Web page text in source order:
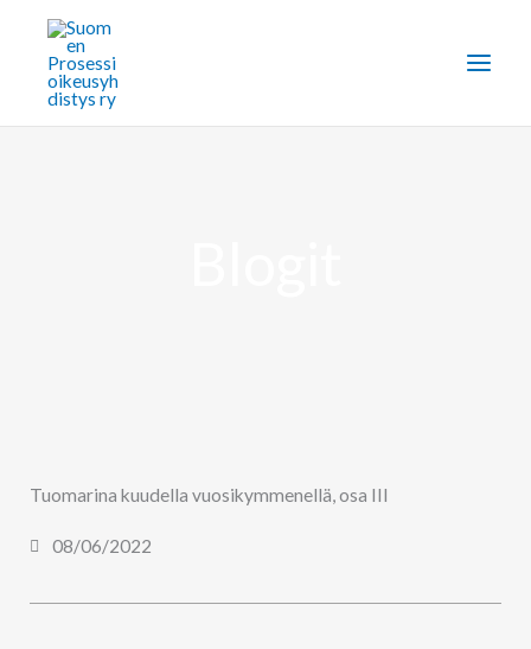
sisältöön
Tuomarina kuudella vuosikymmenellä, osa III
08/06/2022